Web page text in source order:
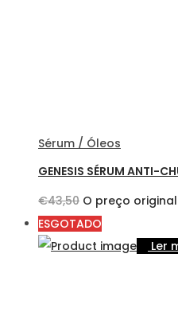
Sérum / Óleos
GENESIS SÉRUM ANTI-
€43,50 O preço
ESGOTADO
Ler